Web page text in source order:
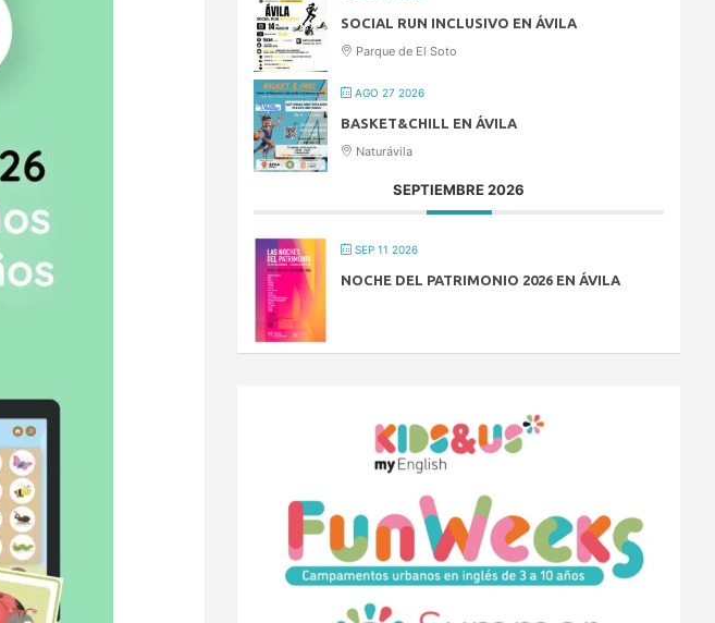
SOCIAL RUN INCLUSIVO EN ÁVILA
Parque de El Soto
AGO 27 2026
BASKET&CHILL EN ÁVILA
Naturávila
SEPTIEMBRE 2026
SEP 11 2026
NOCHE DEL PATRIMONIO 2026 EN ÁVILA